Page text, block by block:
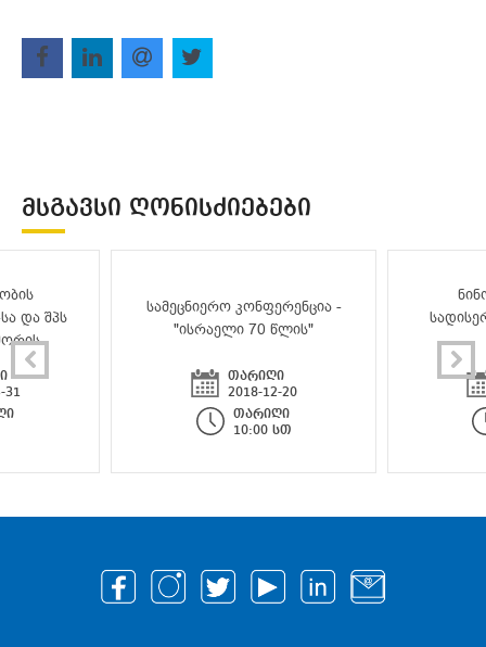
ᲛᲡᲒᲐᲕᲡᲘ ᲦᲝᲜᲘᲡᲫᲘᲔᲑᲔᲑᲘ
და შპს
31
სამეცნიერო კონფერენცია -
"ისრაელი 70 წლის"
თარიღი
2018-12-20
თარიღი
10:00 სთ